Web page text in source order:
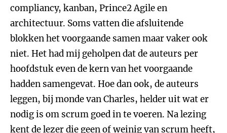
compliancy, kanban, Prince2 Agile en
architectuur. Soms vatten die afsluitende
blokken het voorgaande samen maar vaker ook
niet. Het had mij geholpen dat de auteurs per
hoofdstuk even de kern van het voorgaande
hadden samengevat. Hoe dan ook, de auteurs
leggen, bij monde van Charles, helder uit wat er
nodig is om scrum goed in te voeren. Na lezing
kent de lezer die geen of weinig van scrum heeft,